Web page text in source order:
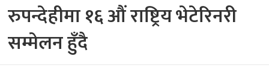
रुपन्देहीमा १६ औं राष्ट्रिय भेटेरिनरी
सम्मेलन हुँदै